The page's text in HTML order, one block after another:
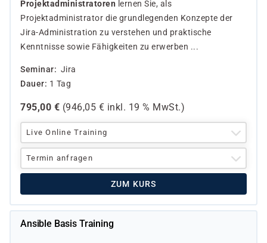
Projektadministratoren lernen Sie, als
Projektadministrator die grundlegenden Konzepte der
Jira-Administration zu verstehen und praktische
Kenntnisse sowie Fähigkeiten zu erwerben ...
Seminar
Jira
Dauer
1 Tag
795,00 € (946,05 € inkl. 19 % MwSt.)
Live Online Training
Termin anfragen
ZUM KURS
Ansible Basis Training